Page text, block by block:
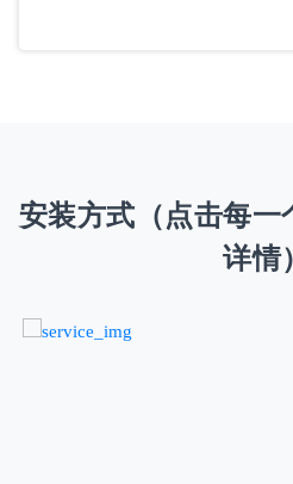
安装方式（点击每一
详情